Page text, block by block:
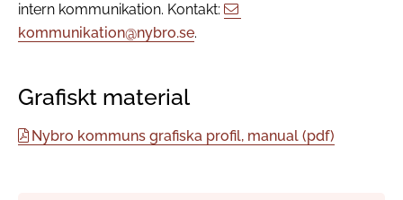
intern kommunikation. Kontakt:
kommunikation@nybro.se.
Grafiskt material
Nybro kommuns grafiska profil, manual (pdf)